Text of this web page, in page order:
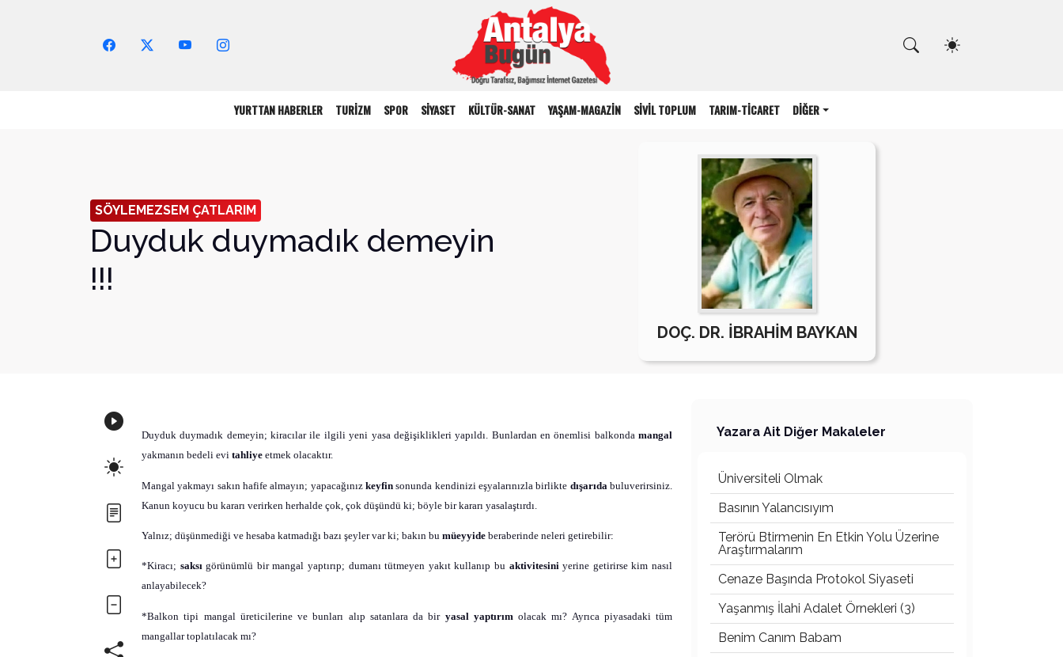
YURTTAN HABERLER TURİZM SPOR SİYASET KÜLTÜR-SANAT YAŞAM-MAGAZİN SİVİL TOPLUM TARIM-TİCARET DİĞER
SÖYLEMEZSEM ÇATLARIM
Duyduk duymadık demeyin
!!!
DOÇ. DR. İBRAHİM BAYKAN
Duyduk duymadık demeyin; kiracılar ile ilgili yeni yasa değişiklikleri yapıldı. Bunlardan en önemlisi balkonda mangal
yakmanın bedeli evi tahliye etmek olacaktır.
Mangal yakmayı sakın hafife almayın; yapacağınız keyfin sonunda kendinizi eşyalarınızla birlikte dışarıdabuluverirsiniz.
Kanun koyucu bu kararı verirken herhalde çok, çok düşündü ki; böyle bir kararı yasalaştırdı.
Yalnız; düşünmediği ve hesaba katmadığı bazı şeyler var ki; bakın bu müeyyide beraberinde neleri getirebilir:
*Kiracı; saksıgörünümlü bir mangal yaptırıp; dumanı tütmeyen yakıt kullanıp bu aktivitesiniyerine getirirse kim nasıl
anlayabilecek?
*Balkon tipi mangal üreticilerine ve bunları alıp satanlara da bir yasal yaptırım olacak mı? Ayrıca piyasadaki tüm
mangallar toplatılacak mı?
Yazara Ait Diğer Makaleler
Üniversiteli Olmak
Basının Yalancısıyım
Terörü Btirmenin En Etkin Yolu Üzerine
Araştırmalarım
Cenaze Başında Protokol Siyaseti
Yaşanmış İlahi Adalet Örnekleri (3)
Benim Canım Babam
Arama Yap!